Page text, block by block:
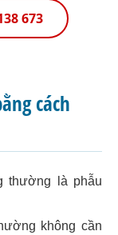
673
cách
thường là phẫu
không cần